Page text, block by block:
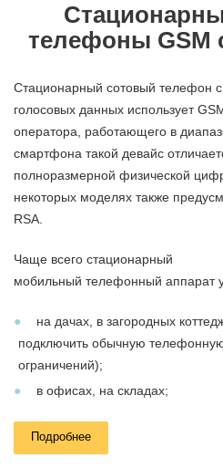
телефоны GSM
Стационарный сотовый телефон
голосовых данных использует
оператора, работающего в
смартфона такой девайс
полноразмерной физической
некоторых моделях также
RSA.
Чаще всего стационарный
мобильный телефонный аппарат
на дачах, в загородных
подключить обычную
ограничений);
в офисах, на складах;
Подробнее